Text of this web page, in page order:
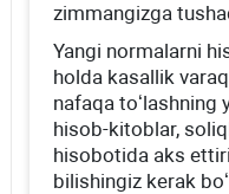
zimmangizga
Yangi normalarni
holda kasallik
nafaqa toʻlashning
hisob-kitoblar,
hisobotida aks
bilishingiz kerak